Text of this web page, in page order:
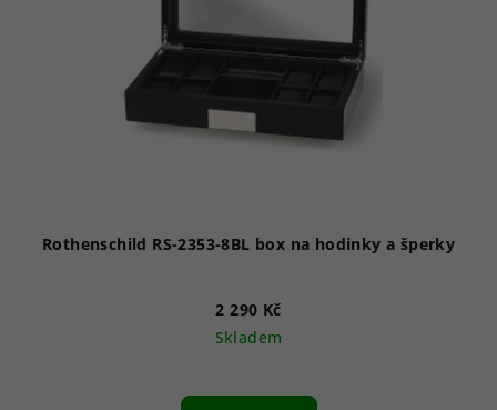
Rothenschild RS-2353-8BL box na hodinky a šperky
2 290 Kč
Skladem